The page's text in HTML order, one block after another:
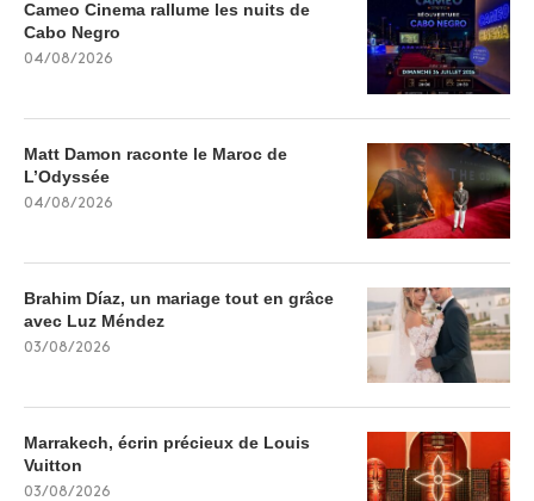
Cameo Cinema rallume les nuits de
Cabo Negro
04/08/2026
Matt Damon raconte le Maroc de
L’Odyssée
04/08/2026
Brahim Díaz, un mariage tout en grâce
avec Luz Méndez
03/08/2026
Marrakech, écrin précieux de Louis
Vuitton
03/08/2026